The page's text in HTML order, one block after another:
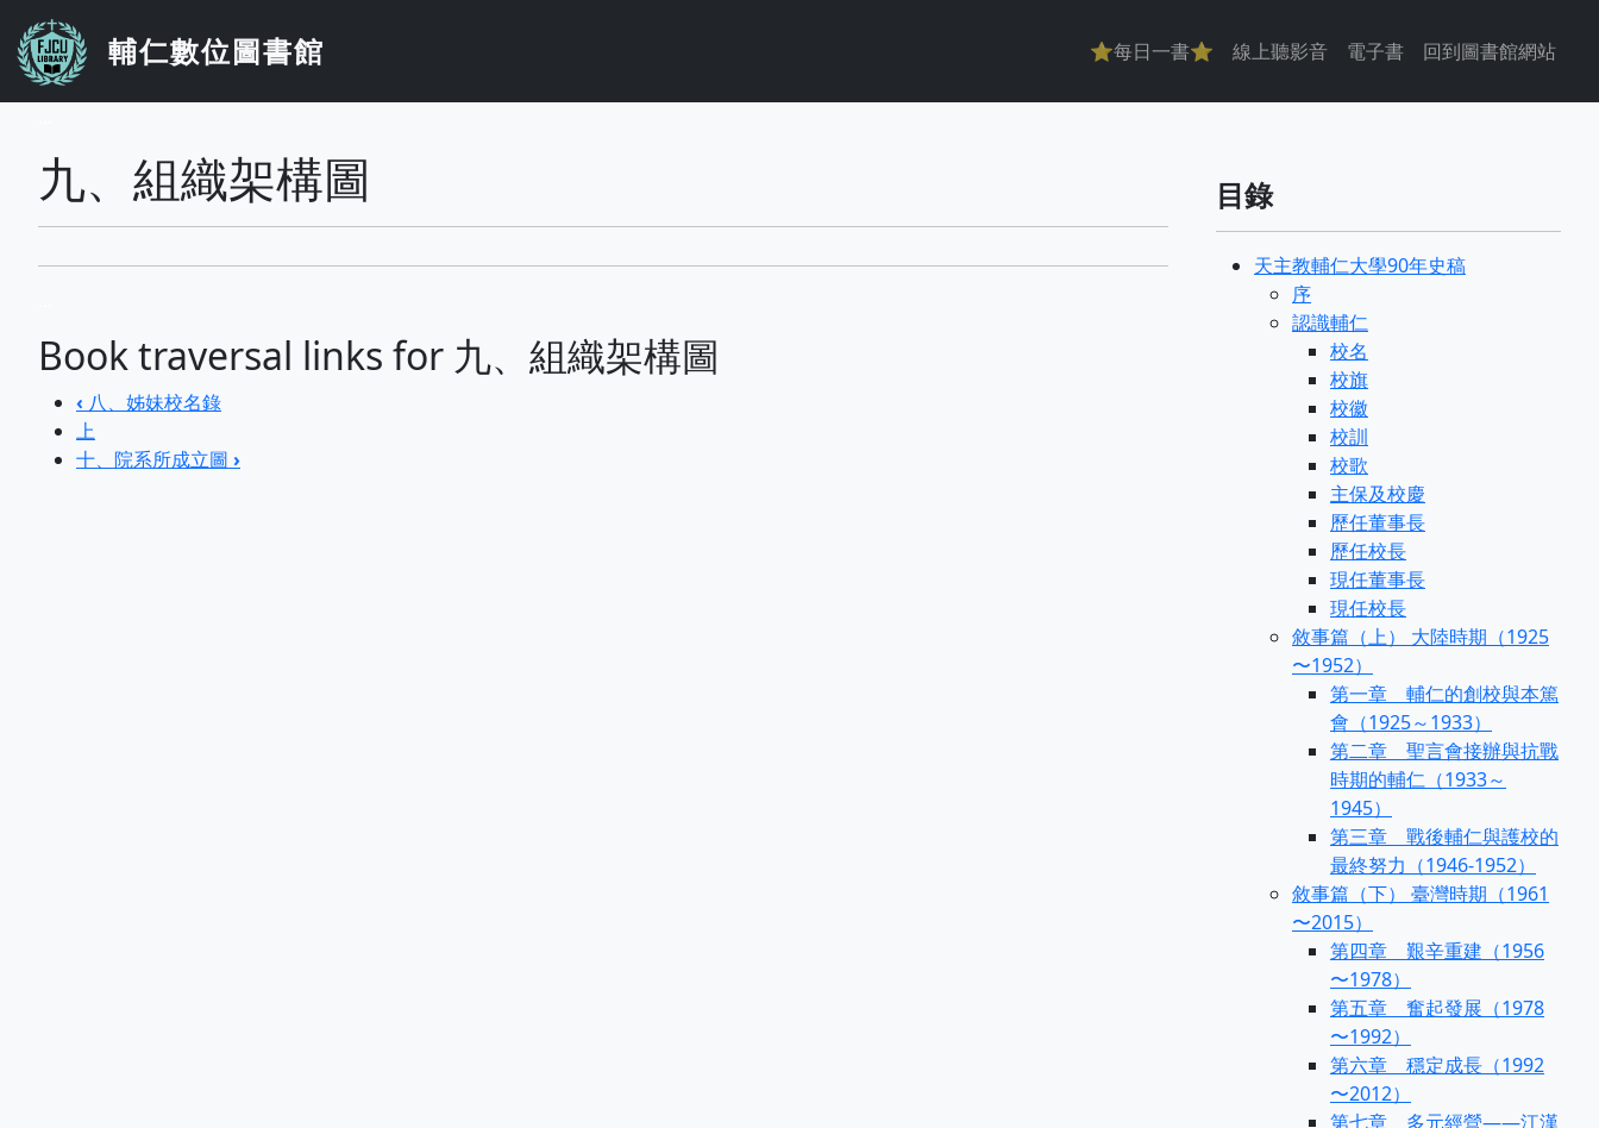
移至主內容
輔仁數位圖書館 主導覽
⭐每日一書⭐ 線上聽影音 電子書 回到圖書館網站
九、組織架構圖
Book traversal links for 九、組織架構圖
‹ 八、姊妹校名錄
上
十、院系所成立圖 ›
目錄
天主教輔仁大學90年史稿
序
認識輔仁
校名
校旗
校徽
校訓
校歌
主保及校慶
歷任董事長
歷任校長
現任董事長
現任校長
敘事篇（上） 大陸時期（1925
〜1952）
第一章 輔仁的創校與本篤
會（1925～1933）
第二章 聖言會接辦與抗戰
時期的輔仁（1933～
1945）
第三章 戰後輔仁與護校的
最終努力（1946-1952）
敘事篇（下） 臺灣時期（1961
〜2015）
第四章 艱辛重建（1956
〜1978）
第五章 奮起發展（1978
〜1992）
第六章 穩定成長（1992
〜2012）
第七章 多元經營——江漢